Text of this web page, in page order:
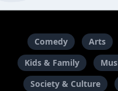
Comedy Arts
Kids & Family
Society & Culture